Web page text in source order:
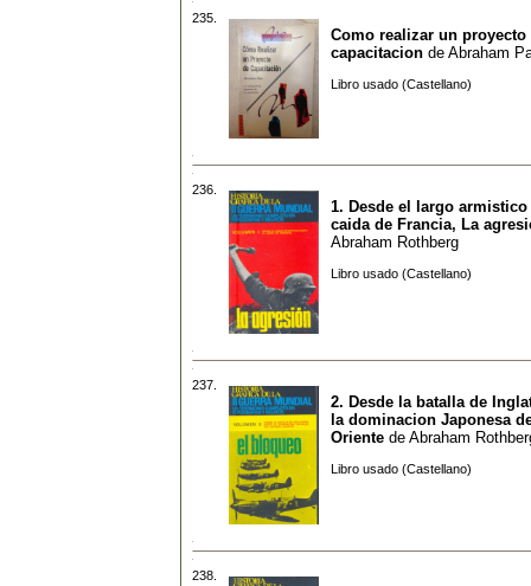
235.
Como realizar un proyecto
capacitacion de Abraham
Libro usado (Castellano)
236.
1. Desde el largo armistico
caida de Francia, La
Abraham Rothberg
Libro usado (Castellano)
237.
2. Desde la batalla de
la dominacion Japonesa
Oriente de Abraham
Libro usado (Castellano)
238.